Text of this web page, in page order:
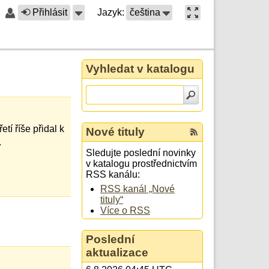
Přihlásit Jazyk: čeština
říše přidal k
Vyhledat v katalogu
Nové tituly
Sledujte poslední novinky
v katalogu prostřednictvím
RSS kanálu:
RSS kanál „Nové
tituly“
Více o RSS
Poslední
aktualizace